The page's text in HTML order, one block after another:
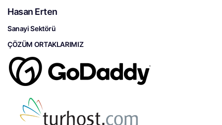
Hasan Erten
Sanayi Sektörü
ÇÖZÜM ORTAKLARIMIZ